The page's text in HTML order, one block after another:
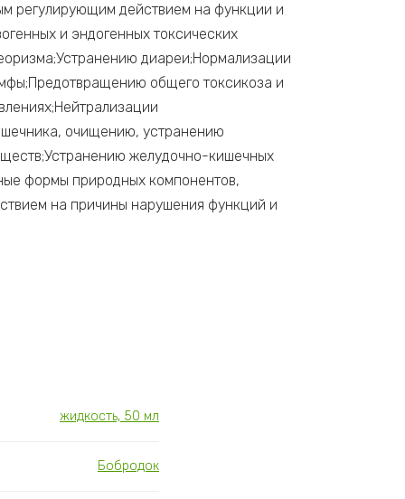
регулирующим действием на функции и
и эндогенных токсических
диареи;Нормализации
общего токсикоза и
очищению, устранению
желудочно-кишечных
формы природных компонентов,
на причины нарушения функций и
жидкость, 50 мл
Бобродок